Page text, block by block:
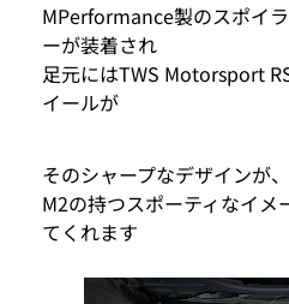
MPerformance製のスポイ
ーが装着され
足元にはTWS Motorsport
イールが
そのシャープなデザインが、
M2の持つスポーティなイメ
てくれます